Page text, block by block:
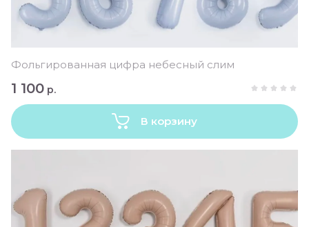
Фольгированная цифра небесный слим
1 100 р.
В корзину